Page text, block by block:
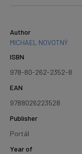
Author
MICHAEL NOVOTNÝ
ISBN
978-80-262-2352-8
EAN
9788026223528
Publisher
Portál
Year of